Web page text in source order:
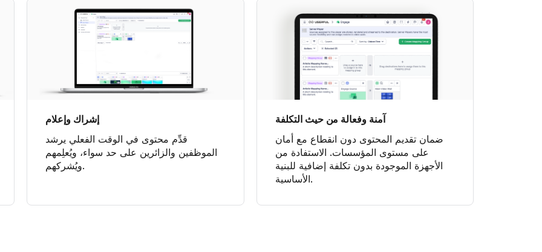
إشراك وإعلام
قدِّم محتوى في الوقت الفعلي يرشد
الموظفين والزائرين على حد سواء، ويُعلِمهم
ويُشركهم.
آمنة وفعالة من حيث التكلفة
ضمان تقديم المحتوى دون انقطاع مع أمان
على مستوى المؤسسات. الاستفادة من
الأجهزة الموجودة بدون تكلفة إضافية للبنية
الأساسية.